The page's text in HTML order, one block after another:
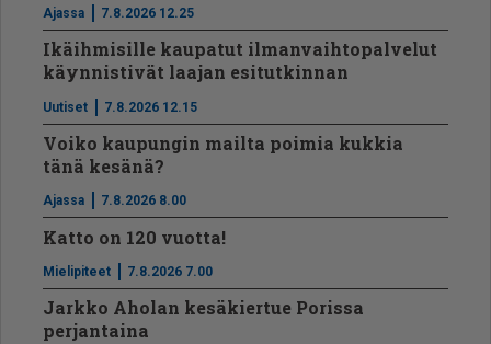
Ajassa 7.8.2026 12.25
Ikäihmisille kaupatut ilmanvaihtopalvelut
käynnistivät laajan esitutkinnan
Uutiset 7.8.2026 12.15
Voiko kaupungin mailta poimia kukkia
tänä kesänä?
Ajassa 7.8.2026 8.00
Katto on 120 vuotta!
Mielipiteet 7.8.2026 7.00
Jarkko Aholan kesäkiertue Porissa
perjantaina